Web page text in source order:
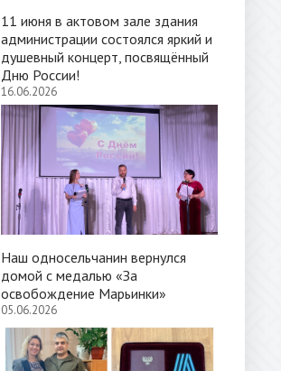
11 июня в актовом зале здания
администрации состоялся яркий и
душевный концерт, посвящённый
Дню России!
16.06.2026
Наш односельчанин вернулся
домой с медалью «За
освобождение Марьинки»
05.06.2026